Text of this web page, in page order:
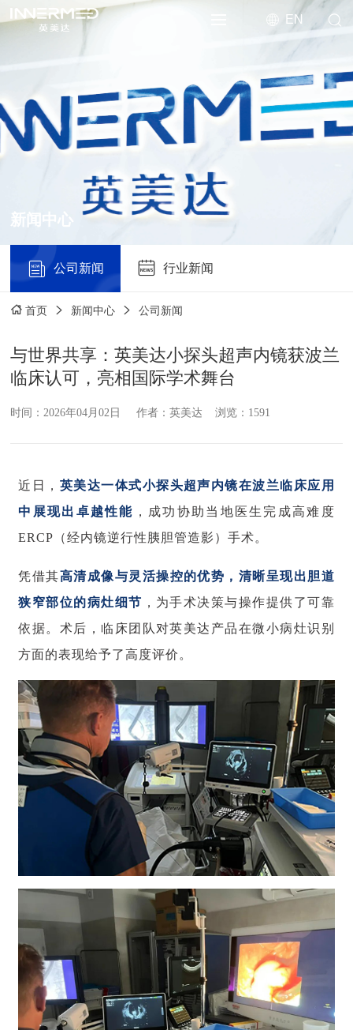
EN
新闻中心
公司新闻 行业新闻
首页 新闻中心 公司新闻
与世界共享：英美达小探头超声内镜获波兰
临床认可，亮相国际学术舞台
时间：2026年04月02日 作者：英美达 浏览：1591
近日， 英美达一体式小探头超声内镜在波兰临床应用
中展现出卓越性能 ，成功协助当地医生完成高难度
ERCP（经内镜逆行性胰胆管造影）手术。
凭借其高清成像与灵活操控的优势，清晰呈现出胆道
狭窄部位的病灶细节 ，为手术决策与操作提供了可靠
依据。术后，临床团队对英美达产品在微小病灶识别
方面的表现给予了高度评价。